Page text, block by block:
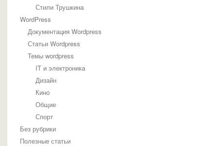
Стили Трушкина
WordPress
Документация Wordpress
Статьи Wordpress
Темы wordpress
IT и электроника
Дизайн
Кино
Общие
Спорт
Без рубрики
Полезные статьи